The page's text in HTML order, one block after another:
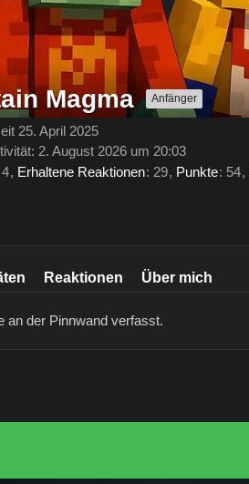
Magma Anfänger
25. April 2025
2. August 2026 um 20:03
4 Erhaltene Reaktionen 29 Punkte 54
Reaktionen Über mich
an der Pinnwand verfasst.